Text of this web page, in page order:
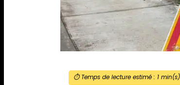
⏱️ Temps de lecture estimé : 1min(s)